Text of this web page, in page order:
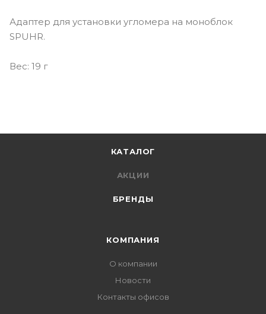
Адаптер для установки угломера на моноблок
SPUHR.
Вес: 19 г
КАТАЛОГ
АКЦИИ
БРЕНДЫ
КОМПАНИЯ
О компании
Новости
Контакты офисов